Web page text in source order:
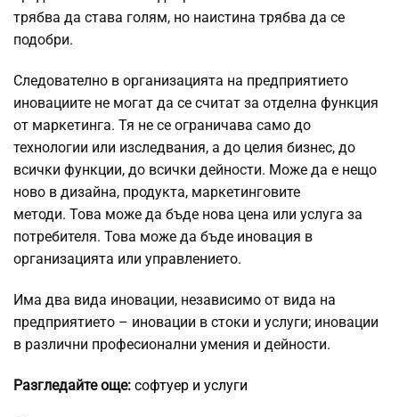
трябва да става голям, но наистина трябва да се
подобри.
Следователно в организацията на предприятието
иновациите не могат да се считат за отделна функция
от маркетинга. Тя не се ограничава само до
технологии или изследвания, а до целия бизнес, до
всички функции, до всички дейности. Може да е нещо
ново в дизайна, продукта, маркетинговите
методи. Това може да бъде нова цена или услуга за
потребителя. Това може да бъде иновация в
организацията или управлението.
Има два вида иновации, независимо от вида на
предприятието – иновации в стоки и услуги; иновации
в различни професионални умения и дейности.
Разгледайте още: софтуер и услуги